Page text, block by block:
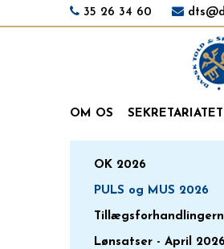
35 26 34 60
OM OS SEKRETARIATET
OK 2026
PULS og MUS 2026
Lønsatser - April 2026